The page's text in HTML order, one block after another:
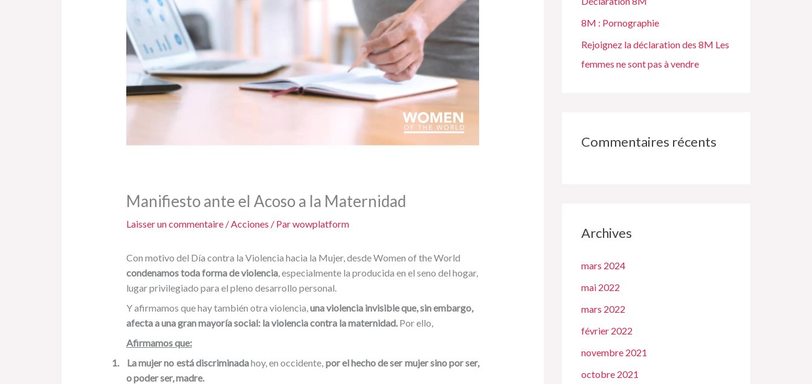
Manifiesto ante el Acoso a la Maternidad
Laisser un commentaire /Acciones / Parwowplatform
Con motivo del Día contra la Violencia hacia la Mujer, desde Women of the World
condenamos toda forma de violencia, especialmente la producida en el seno del hogar,
lugar privilegiado para el pleno desarrollo personal.
Y afirmamos que hay también otra violencia,una violencia invisible que, sin embargo,
afecta a una gran mayoría social: la violencia contra la maternidad.Por ello,
Afirmamos que:
1.
La mujer no está discriminadahoy, en occidente, por el hecho de ser mujer sino por ser,
o poder ser, madre.
:8M : Pornographie
Rejoignez la déclaration des 8M Les
femmes ne sont pas à vendre
Commentaires récents
Archives
mars 2024
mai 2022
mars 2022
février 2022
novembre 2021
octobre 2021